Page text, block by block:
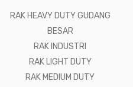
RAK HEAVY DUTY GUDANG
BESAR
RAK INDUSTRI
RAK LIGHT DUTY
RAK MEDIUM DUTY